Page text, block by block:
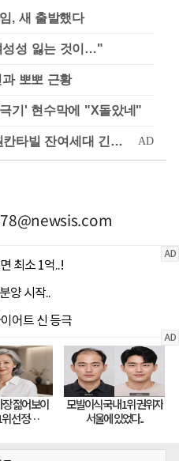
, 새 출발했다
성성 잃는 것이…"
뽀뽀 근황
기' 현수막에 "X돌았네"